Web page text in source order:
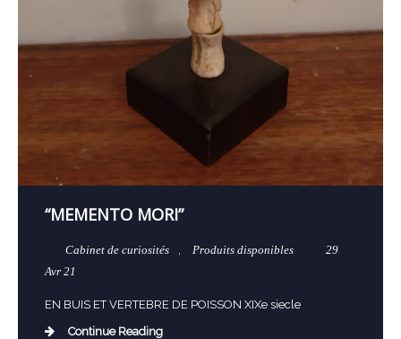
“MEMENTO MORI”
Cabinet de curiosités Produits disponibles
29
Avr 21
EN BUIS ET VERTEBRE DE POISSON XIXe siecle
Continue Reading